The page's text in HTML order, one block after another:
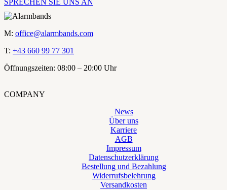
SPRECHEN SIE UNS AN
M: office@alarmbands.com
T: +43 660 99 77 301
Öffnungszeiten: 08:00 – 20:00 Uhr
COMPANY
News
Über uns
Karriere
AGB
Impressum
Datenschutzerklärung
Bestellung und Bezahlung
Widerrufsbelehrung
Versandkosten